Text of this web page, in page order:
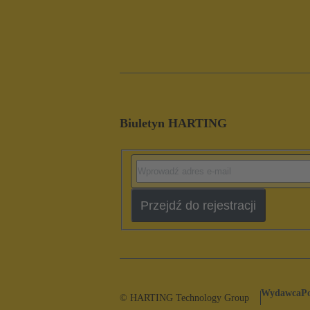
Biuletyn HARTING
Przejdź do rejestracji
© HARTING Technology Group Wydawca